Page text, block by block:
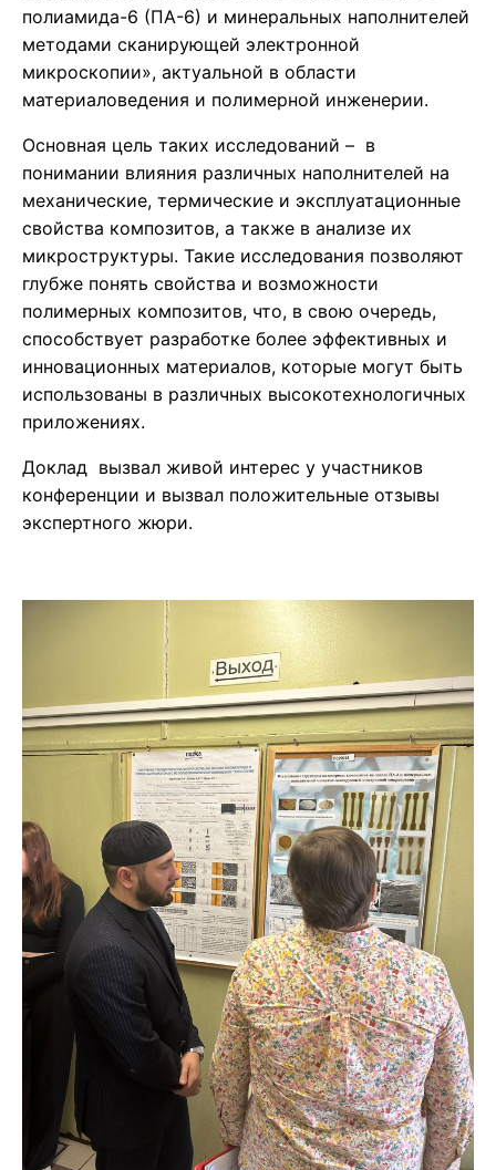
полиамида-6 (ПА-6) и минеральных наполнителей
методами сканирующей электронной
микроскопии», актуальной в области
материаловедения и полимерной инженерии.
Основная цель таких исследований – в
понимании влияния различных наполнителей на
механические, термические и эксплуатационные
свойства композитов, а также в анализе их
микроструктуры. Такие исследования позволяют
глубже понять свойства и возможности
полимерных композитов, что, в свою очередь,
способствует разработке более эффективных и
инновационных материалов, которые могут быть
использованы в различных высокотехнологичных
приложениях.
Доклад вызвал живой интерес у участников
конференции и вызвал положительные отзывы
экспертного жюри.